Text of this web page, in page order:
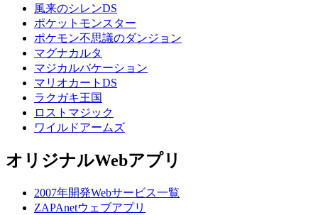
風来のシレンDS
ポケットモンスター
ポケモン不思議のダンジョン
マグナカルタ
マジカルバケーション
マリオカートDS
ラクガキ王国
ロストマジック
ワイルドアームズ
オリジナルWebアプリ
2007年開発Webサービス一覧
ZAPAnetウェブアプリ